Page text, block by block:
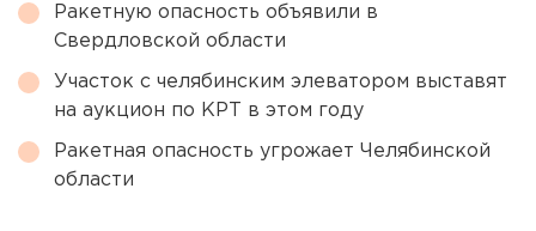
Ракетную опасность объявили в
Свердловской области
Участок с челябинским элеватором выставят
на аукцион по КРТ в этом году
Ракетная опасность угрожает Челябинской
области